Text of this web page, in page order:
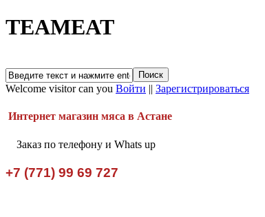
TEAMEAT
Welcome visitor can you Войти || Зарегистрироваться
Интернет магазин мяса в Астане
Заказ по телефону и Whats up
+7 (771) 99 69 727